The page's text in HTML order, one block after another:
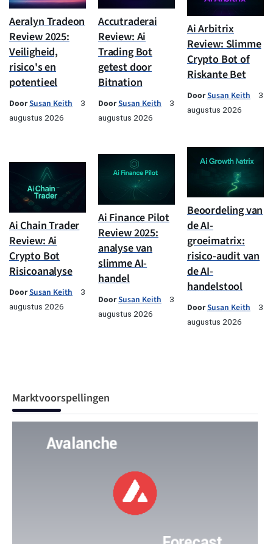
Aeralyn Tradeon
Review 2025:
Veiligheid,
risico's en
potentieel
DoorSusan Keith
3
augustus 2026
Accutraderai
Review: Ai
Trading Bot
getest door
Bitnation
DoorSusan Keith
3
augustus 2026
Ai Arbitrix
Review: Slimme
Crypto Bot of
Riskante Bet
DoorSusan Keith
3
augustus 2026
Ai Chain Trader
Review: Ai
Crypto Bot
Risicoanalyse
DoorSusan Keith
3
augustus 2026
Ai Finance Pilot
Review 2025:
analyse van
slimme AI-
handel
DoorSusan Keith
3
augustus 2026
Beoordeling van
de AI-
groeimatrix:
risico-audit van
de AI-
handelstool
DoorSusan Keith
3
augustus 2026
Marktvoorspellingen